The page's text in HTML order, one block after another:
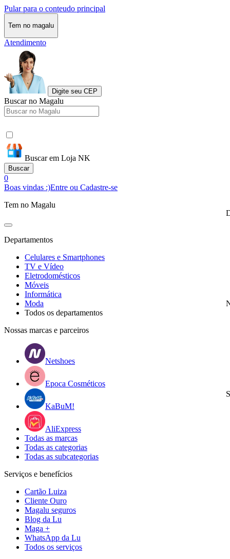
Pular para o conteudo principal
Tem no magalu
Atendimento
Digite seu CEP
Buscar no Magalu
Buscar em Loja NK
Buscar
0
Boas vindas :)Entre ou Cadastre-se
Tem no Magalu
Departamentos
Celulares e Smartphones
TV e Vídeo
Eletrodomésticos
Móveis
Informática
Moda
Todos os departamentos
Nossas marcas e parceiros
Netshoes
Epoca Cosméticos
KaBuM!
AliExpress
Todas as marcas
Todas as categorias
Todas as subcategorias
Serviços e benefícios
Cartão Luiza
Cliente Ouro
Magalu seguros
Blog da Lu
Maga +
WhatsApp da Lu
Todos os serviços